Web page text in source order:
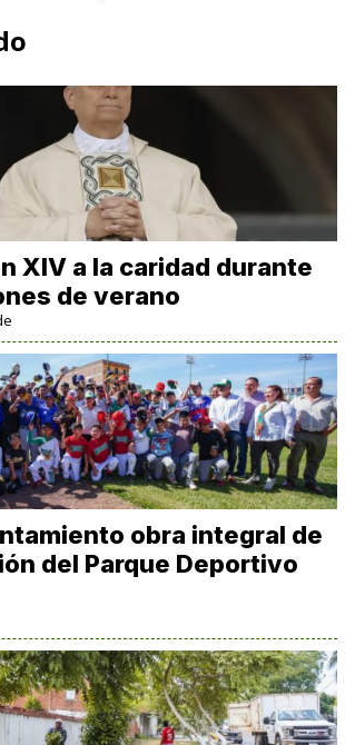
XIV a la caridad durante
de verano
obra integral de
del Parque Deportivo